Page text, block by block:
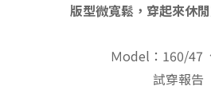
版型微寬鬆，穿起來休
Ｍodel：160/47
試穿報告